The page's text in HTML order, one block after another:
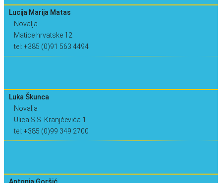
Lucija Marija Matas
Novalja
Matice hrvatske 12
tel: +385 (0)91 563 4494
Luka Škunca
Novalja
Ulica S.S. Kranjčevića 1
tel: +385 (0)99 349 2700
Antonia Goršić